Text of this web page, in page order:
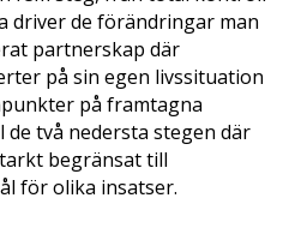
driver de förändringar man
partnerskap där
på sin egen livssituation
på framtagna
två nedersta stegen där
begränsat till
för olika insatser.